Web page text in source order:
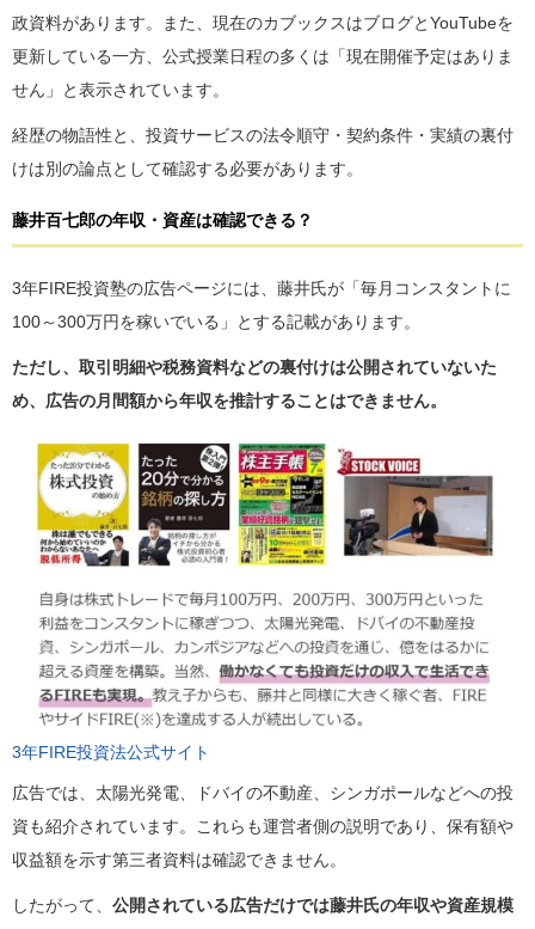
政資料があります。また、現在のカブックスはブログとYouTubeを
更新している一方、公式授業日程の多くは「現在開催予定はありま
せん」と表示されています。
経歴の物語性と、投資サービスの法令順守・契約条件・実績の裏付
けは別の論点として確認する必要があります。
藤井百七郎の年収・資産は確認できる？
3年FIRE投資塾の広告ページには、藤井氏が「毎月コンスタントに
100～300万円を稼いでいる」とする記載があります。
ただし、取引明細や税務資料などの裏付けは公開されていないた
め、広告の月間額から年収を推計することはできません。
3年FIRE投資法公式サイト
広告では、太陽光発電、ドバイの不動産、シンガポールなどへの投
資も紹介されています。これらも運営者側の説明であり、保有額や
収益額を示す第三者資料は確認できません。
したがって、 公開されている広告だけでは藤井氏の年収や資産規模